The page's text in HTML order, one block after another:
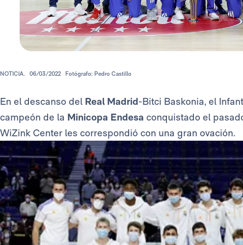
NOTICIA. 06/03/2022 Fotógrafo: Pedro Castillo
En el descanso del Real Madrid-Bitci Baskonia, el
campeón de la Minicopa Endesa conquistado el
WiZink Center les correspondió con una gran ovación.